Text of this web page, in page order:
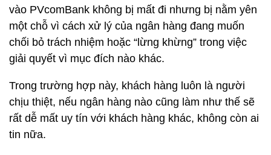
vào PVcomBank không bị mất đi nhưng bị nằm yên
một chỗ vì cách xử lý của ngân hàng đang muốn
chối bỏ trách nhiệm hoặc “lừng khừng” trong việc
giải quyết vì mục đích nào khác.
Trong trường hợp này, khách hàng luôn là người
chịu thiệt, nếu ngân hàng nào cũng làm như thế sẽ
rất dễ mất uy tín với khách hàng khác, không còn ai
tin nữa.